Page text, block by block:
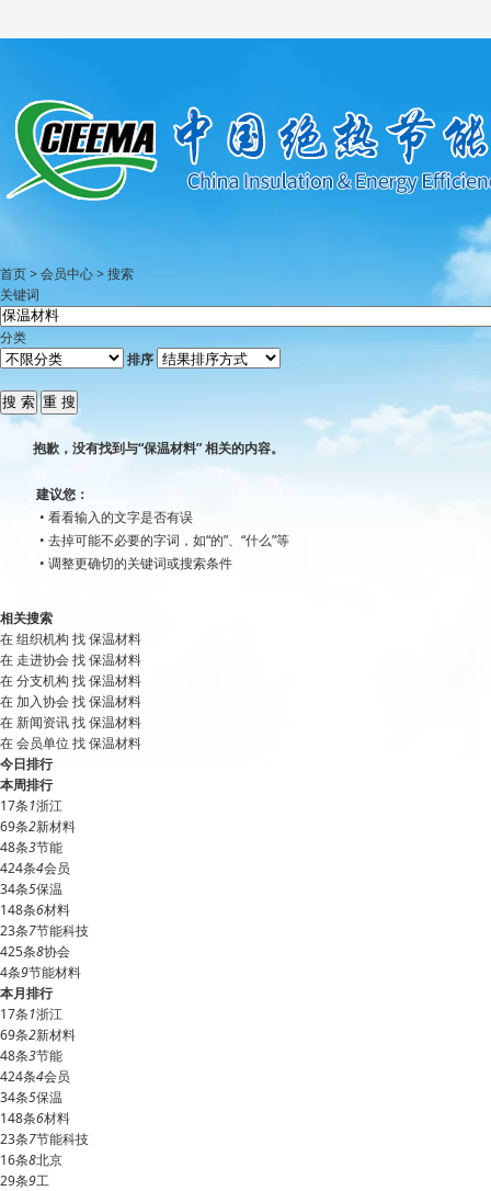
首页 >会员中心 >搜索
关键词
分类
排序
抱歉，没有找到与“保温材料” 相关的内容。
建议您：
• 看看输入的文字是否有误
• 去掉可能不必要的字词，如“的”、“什么”等
• 调整更确切的关键词或搜索条件
相关搜索
在组织机构 找 保温材料
在 走进协会找 保温材料
在分支机构 找 保温材料
在加入协会找 保温材料
在新闻资讯找 保温材料
在会员单位 找 保温材料
今日排行
本周排行
17条1浙江
69条2新材料
48条3节能
424条4会员
34条5保温
148条6材料
23条7节能科技
425条8协会
4条9节能材料
本月排行
17条1浙江
69条2新材料
48条3节能
424条4会员
34条5保温
148条6材料
23条7节能科技
16条8北京
29条9工